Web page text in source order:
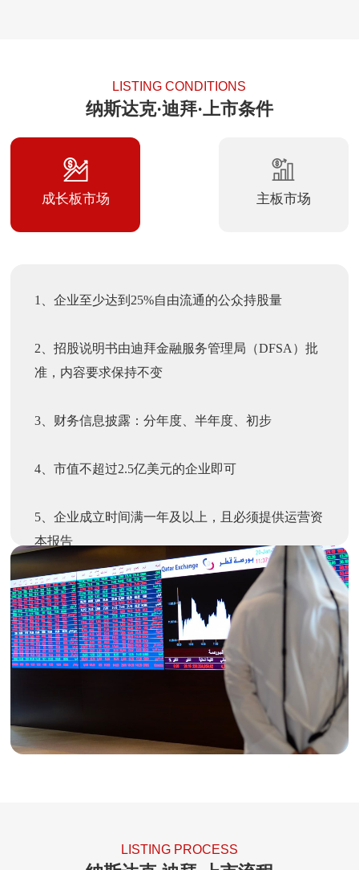
LISTING CONDITIONS
纳斯达克·迪拜·上市条件
成长板市场 主板市场
1、企业至少达到25%自由流通的公众持股量
2、招股说明书由迪拜金融服务管理局（DFSA）批
准，内容要求保持不变
3、财务信息披露：分年度、半年度、初步
4、市值不超过2.5亿美元的企业即可
5、企业成立时间满一年及以上，且必须提供运营资
本报告
6、所有上市前股东均保持1年锁定期
7、暂无具体营收和利润要求
LISTING PROCESS